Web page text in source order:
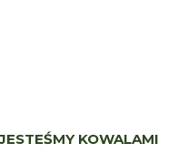
KOWALAMI